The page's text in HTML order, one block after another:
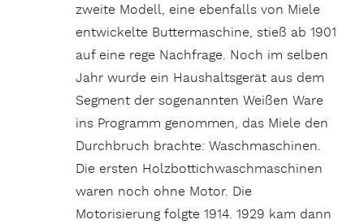
zweite Modell, eine ebenfalls von Miele
entwickelte Buttermaschine, stieß ab 1901
auf eine rege Nachfrage. Noch im selben
Jahr wurde ein Haushaltsgerät aus dem
Segment der sogenannten Weißen Ware
ins Programm genommen, das Miele den
Durchbruch brachte: Waschmaschinen.
Die ersten Holzbottichwaschmaschinen
waren noch ohne Motor. Die
Motorisierung folgte 1914. 1929 kam dann